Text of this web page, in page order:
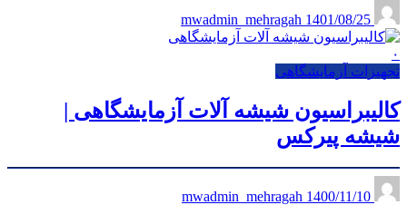
1401/08/25
۰
تجهیزات آزمایشگاهی
کالیبراسیون شیشه آلات آزمایشگاهی |
شیشه پیرکس
1400/11/10